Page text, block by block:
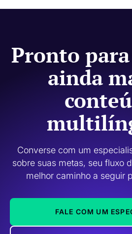
o tom e a relevância cultural são
Pronto
ainda
Converse com um
sobre suas metas, seu fluxo
melhor caminho a seguir
FALE COM UM